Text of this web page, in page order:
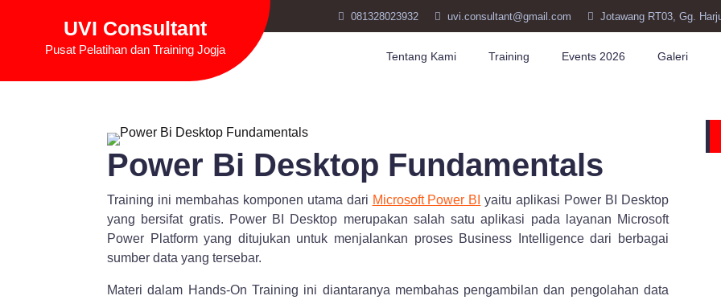
081328023932 uvi.consultant@gmail.com Jotawang RT03, Gg.
UVI Consultant
Pusat Pelatihan dan Training Jogja Tentang Kami Training Events 2026 Galeri
Power Bi Desktop Fundamentals
Training ini membahas komponen utama dari Microsoft Power BI yaitu aplikasi Power BI Desktop
yang bersifat gratis. Power BI Desktop merupakan salah satu aplikasi pada layanan Microsoft
Power Platform yang ditujukan untuk menjalankan proses Business Intelligence dari berbagai
sumber data yang tersebar.
Materi dalam Hands-On Training ini diantaranya membahas pengambilan dan pengolahan data